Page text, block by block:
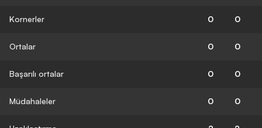
Kornerler 0 0
Ortalar 0 0
Başarılı ortalar 0 0
Müdahaleler 0 0